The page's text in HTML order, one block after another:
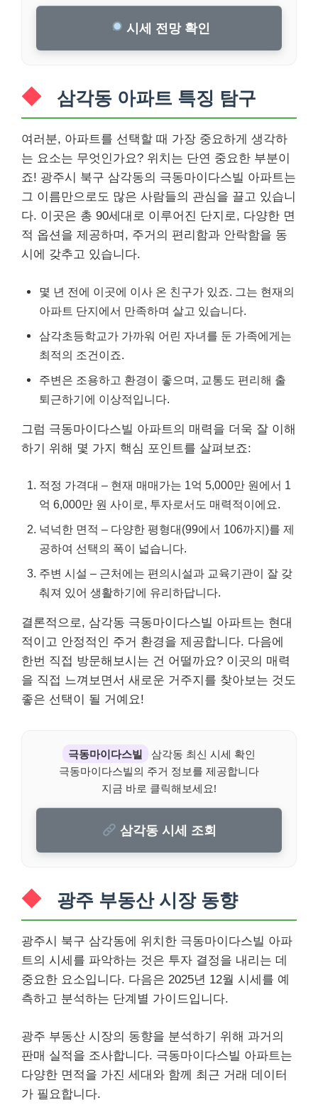
시세 전망 확인
삼각동 아파트 특징 탐구
여러분, 아파트를 선택할 때 가장 중요하게 생각하
는 요소는 무엇인가요? 위치는 단연 중요한 부분이
죠! 광주시 북구 삼각동의 극동마이다스빌 아파트는
그 이름만으로도 많은 사람들의 관심을 끌고 있습니
다. 이곳은 총 90세대로 이루어진 단지로, 다양한 면
적 옵션을 제공하며, 주거의 편리함과 안락함을 동
시에 갖추고 있습니다.
몇 년 전에 이곳에 이사 온 친구가 있죠. 그는 현재의
아파트 단지에서 만족하며 살고 있습니다.
삼각초등학교가 가까워 어린 자녀를 둔 가족에게는
최적의 조건이죠.
주변은 조용하고 환경이 좋으며, 교통도 편리해 출
퇴근하기에 이상적입니다.
그럼 극동마이다스빌 아파트의 매력을 더욱 잘 이해
하기 위해 몇 가지 핵심 포인트를 살펴보죠:
적정 가격대 – 현재 매매가는 1억 5,000만 원에서 1
억 6,000만 원 사이로, 투자로서도 매력적이에요.
넉넉한 면적 – 다양한 평형대(99에서 106까지)를 제
공하여 선택의 폭이 넓습니다.
주변 시설 – 근처에는 편의시설과 교육기관이 잘 갖
춰져 있어 생활하기에 유리하답니다.
결론적으로, 삼각동 극동마이다스빌 아파트는 현대
적이고 안정적인 주거 환경을 제공합니다. 다음에
한번 직접 방문해보시는 건 어떨까요? 이곳의 매력
을 직접 느껴보면서 새로운 거주지를 찾아보는 것도
좋은 선택이 될 거예요!
극동마이다스빌
삼각동 최신 시세 확인
극동마이다스빌의 주거 정보를 제공합니다
지금 바로 클릭해보세요!
삼각동 시세 조회
광주 부동산 시장 동향
광주시 북구 삼각동에 위치한 극동마이다스빌 아파
트의 시세를 파악하는 것은 투자 결정을 내리는 데
중요한 요소입니다. 다음은 2025년 12월 시세를 예
측하고 분석하는 단계별 가이드입니다.
광주 부동산 시장의 동향을 분석하기 위해 과거의
판매 실적을 조사합니다. 극동마이다스빌 아파트는
다양한 면적을 가진 세대와 함께 최근 거래 데이터
가 필요합니다.